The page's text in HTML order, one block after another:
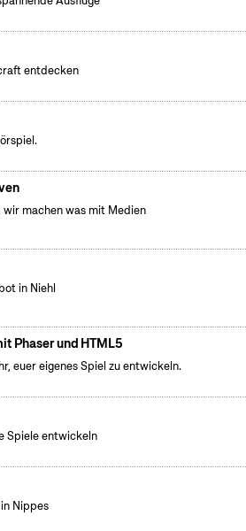
entdecken
machen was mit Medien
in Niehl
Phaser und HTML5
euer eigenes Spiel zu entwickeln.
Spiele entwickeln
Nippes